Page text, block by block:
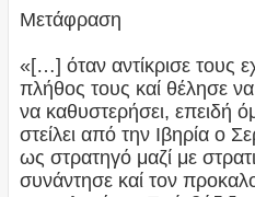
Μετάφραση
«[…] όταν αντίκρισε τους
πλήθος τους καί θέλησε
να καθυστερήσει, επειδή
στείλει από την Ιβηρία ο
ως στρατηγό μαζί με
συνάντησε καί τον